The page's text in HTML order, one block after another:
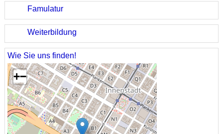
Famulatur
Weiterbildung
Wie Sie uns finden!
+−